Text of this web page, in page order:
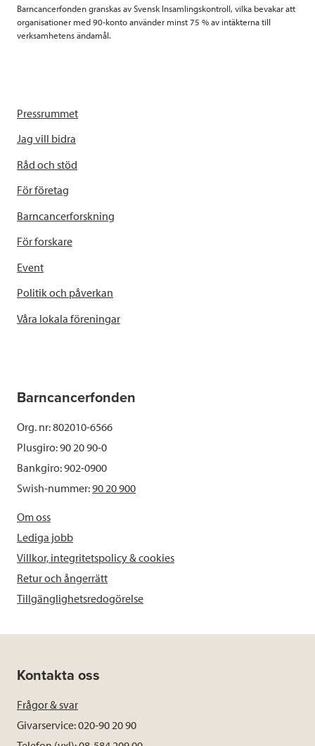
Barncancerfonden granskas av Svensk Insamlingskontroll, vilka bevakar att
organisationer med 90-konto använder minst 75 % av intäkterna till
verksamhetens ändamål.
Pressrummet
Jag vill bidra
Råd och stöd
För företag
Barncancerforskning
För forskare
Event
Politik och påverkan
Våra lokala föreningar
Barncancerfonden
Org. nr: 802010-6566
Plusgiro: 90 20 90-0
Bankgiro: 902-0900
Swish-nummer:90 20 900
Om oss
Lediga jobb
Villkor, integritetspolicy & cookies
Retur och ångerrätt
Tillgänglighetsredogörelse
Kontakta oss
Frågor & svar
Givarservice: 020-90 20 90